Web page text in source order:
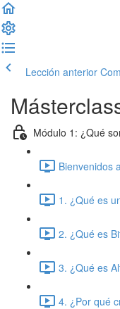
Lección anterior
Módulo 1: ¿Qué
Bienvenidos
1. ¿Qué es
2. ¿Qué es
3. ¿Qué es
4. ¿Por qué